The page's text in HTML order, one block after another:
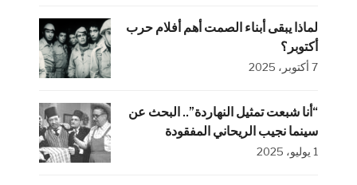
لماذا يبقى أبناء الصمت أهم أفلام حرب
أكتوبر؟
7 أكتوبر، 2025
“أنا شبعت تمثيل النهاردة”.. البحث عن
سينما نجيب الريحاني المفقودة
1 يوليو، 2025